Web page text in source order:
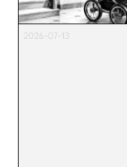
2026-07-13